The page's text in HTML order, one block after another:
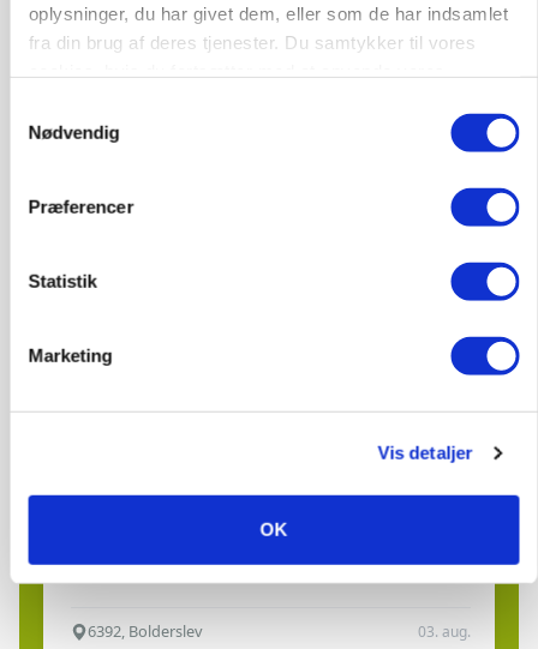
oplysninger, du har givet dem, eller som de har indsamlet
fra din brug af deres tjenester. Du samtykker til vores
Nødvendig
Præferencer
Statistik
Marketing
Vis detaljer
OK
Lastbilchauffør søges til Henrik Haves
Godstransport
4700, Næstved 03. aug.
Medarbejdere til griseproduktion
9681, Ranum
6392, Bolderslev 03. aug.